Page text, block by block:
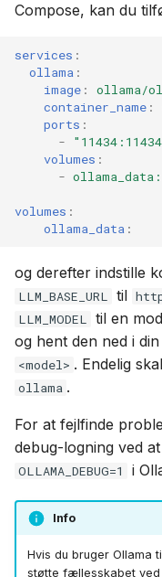
Compose, kan du
services :
ollama :
image :
ollama/
container_name :
ports :
-
volumes :
-
volumes :
ollama_data :
og derefter indstille
LLM_BASE_URL til
LLM_MODEL til en
og hent den ned i
<model> . Endelig
ollama .
For at fejlfinde
debug-logning ved
OLLAMA_DEBUG=1 i
Info
Hvis du bruger Ollama
støtte fællesskabet ved